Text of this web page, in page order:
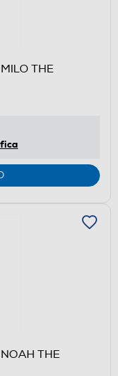
THE
THE